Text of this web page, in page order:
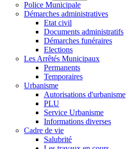
Police Municipale
Démarches administratives
Etat civil
Documents administratifs
Démarches funéraires
Elections
Les Arrêtés Municipaux
Permanents
Temporaires
Urbanisme
Autorisations d'urbanisme
PLU
Service Urbanisme
Informations diverses
Cadre de vie
Salubrité